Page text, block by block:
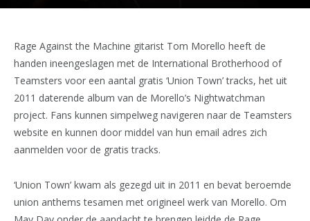
Rage Against the Machine gitarist Tom Morello heeft de
handen ineengeslagen met de International Brotherhood of
Teamsters voor een aantal gratis ‘Union Town’ tracks, het uit
2011 daterende album van de Morello’s Nightwatchman
project. Fans kunnen simpelweg navigeren naar de Teamsters
website en kunnen door middel van hun email adres zich
aanmelden voor de gratis tracks.
‘Union Town’ kwam als gezegd uit in 2011 en bevat beroemde
union anthems tesamen met origineel werk van Morello. Om